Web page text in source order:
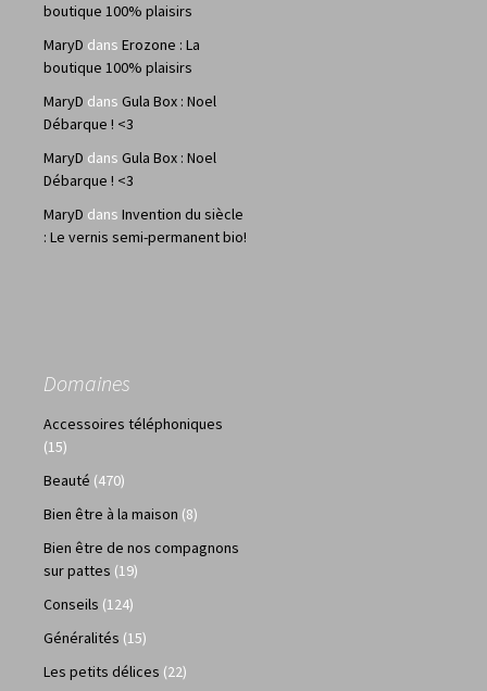
boutique 100% plaisirs
MaryD dans Erozone : La
boutique 100% plaisirs
MaryD dans Gula Box : Noel
Débarque ! <3
MaryD dans Gula Box : Noel
Débarque ! <3
MaryD dans Invention du siècle
: Le vernis semi-permanent bio!
Domaines
Accessoires téléphoniques
(15)
Beauté (470)
Bien être à la maison (8)
Bien être de nos compagnons
sur pattes (19)
Conseils (124)
Généralités (15)
Les petits délices (22)